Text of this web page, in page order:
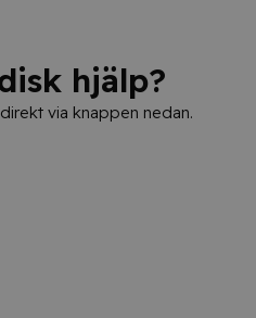
hjälp?
via knappen nedan.